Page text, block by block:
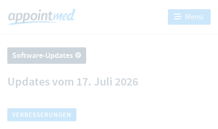
Menü
Software-Updates ⚙️
Updates vom 17. Juli 2026
VERBESSERUNGEN